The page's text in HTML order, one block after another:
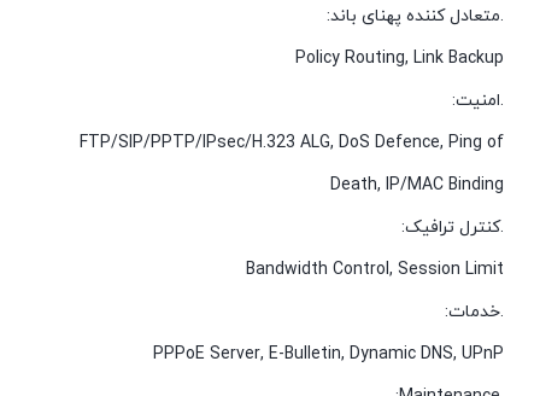
.متعادل کننده پهنای باند:
Policy Routing, Link Backup
.امنیت:
FTP/SIP/PPTP/IPsec/H.323 ALG, DoS Defence, Ping of
Death, IP/MAC Binding
.کنترل ترافیک:
Bandwidth Control, Session Limit
.خدمات:
PPPoE Server, E-Bulletin, Dynamic DNS, UPnP